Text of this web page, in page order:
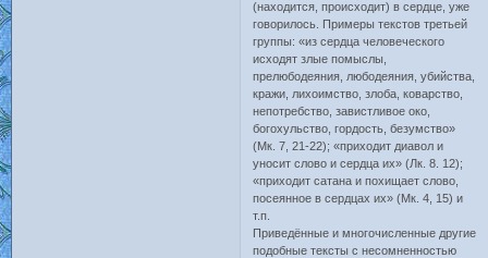
(находится, происходит) в сердце, уже
говорилось. Примеры текстов третьей
группы: «из сердца человеческого
исходят злые помыслы,
прелюбодеяния, любодеяния, убийства,
кражи, лихоимство, злоба, коварство,
непотребство, завистливое око,
богохульство, гордость, безумство»
(Мк. 7, 21-22); «приходит диавол и
уносит слово и сердца их» (Лк. 8. 12);
«приходит сатана и похищает слово,
посеянное в сердцах их» (Мк. 4, 15) и
т.п.
Приведённые и многочисленные другие
подобные тексты с несомненностью